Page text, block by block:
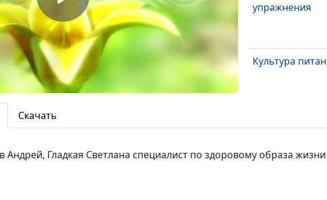
упражнения
Культура
Принципы
Скачать
Андрей, Гладкая Светлана специалист по здоровому образа жизни